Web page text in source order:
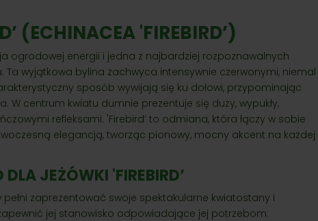
(ECHINACEA 'FIREBIRD’)
ogrodowej energii i jedna z najbardziej rozpoznawalnych
wyjątkowa bylina zachwyca intensywnie czerwonymi, niemal
sposób wywijają się ku dołowi, przypominając
centrum kwiatu dumnie prezentuje się duży, wypukły,
refleksami. 'Firebird’ to odmiana, która łączy w sobie
elegancją, tworząc pionowy, mocny akcent na każdej
JEŻÓWKI 'FIREBIRD’
zaprezentować swoje spektakularne kwiatostany i
jej stanowisko odpowiadające jej potrzebom: